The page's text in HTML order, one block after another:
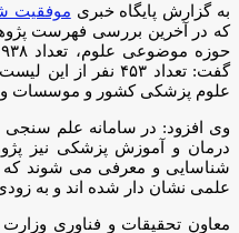
به گزارش پایگاه خبری موفقیت
گفت: تعداد ۴۵۳ نفر
علوم پزشکی کشور و موسسات
وی افزود: در سامانه علم
درمان و آموزش پزشکی نیز
علمی نشان دار شده اند و به
معاون تحقیقات و فناوری